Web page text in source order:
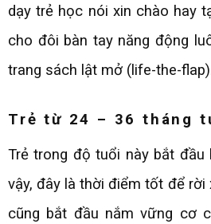
dạy trẻ học nói xin chào hay
cho đôi bàn tay năng động
trang sách lật mở (life-the-
Trẻ từ 24 – 36 tháng
Trẻ trong độ tuổi này bắt đầu
vậy, đây là thời điểm tốt để rời
cũng bắt đầu nắm vững cơ